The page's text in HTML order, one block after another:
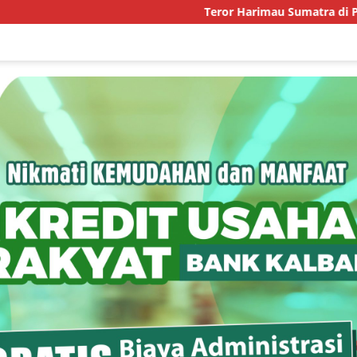
Teror Harimau Sumatra di Permukiman